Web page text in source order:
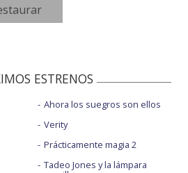
ESTRENOS
Ahora los suegros son ellos
Verity
Prácticamente magia 2
Tadeo Jones y la lámpara